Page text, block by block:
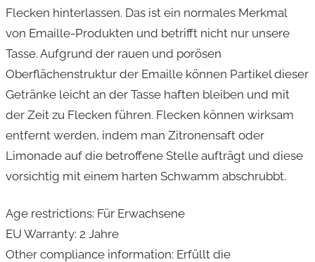
Flecken hinterlassen. Das ist ein normales Merkmal
von Emaille-Produkten und betrifft nicht nur unsere
Tasse. Aufgrund der rauen und porösen
Oberflächenstruktur der Emaille können Partikel dieser
Getränke leicht an der Tasse haften bleiben und mit
der Zeit zu Flecken führen. Flecken können wirksam
entfernt werden, indem man Zitronensaft oder
Limonade auf die betroffene Stelle aufträgt und diese
vorsichtig mit einem harten Schwamm abschrubbt.
Age restrictions: Für Erwachsene
EU Warranty: 2 Jahre
Other compliance information: Erfüllt die